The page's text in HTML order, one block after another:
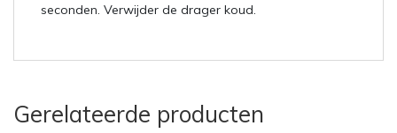
seconden. Verwijder de drager koud.
Gerelateerde producten